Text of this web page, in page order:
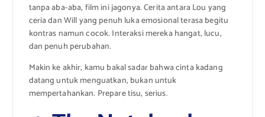
tanpa aba-aba, film ini jagonya. Cerita antara Lou yang
ceria dan Will yang penuh luka emosional terasa begitu
kontras namun cocok. Interaksi mereka hangat, lucu,
dan penuh perubahan.
Makin ke akhir, kamu bakal sadar bahwa cinta kadang
datang untuk menguatkan, bukan untuk
mempertahankan. Prepare tisu, serius.